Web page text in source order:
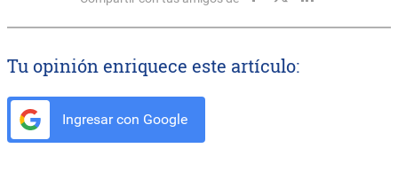
Tu opinión enriquece este artículo:
Ingresar con Google